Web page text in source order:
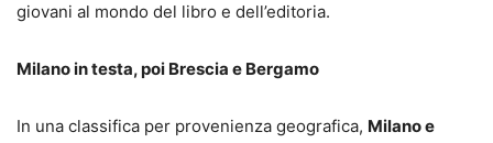
giovani al mondo del libro e dell’editoria.
Milano in testa, poi Brescia e Bergamo
In una classifica per provenienza geografica, Milano e